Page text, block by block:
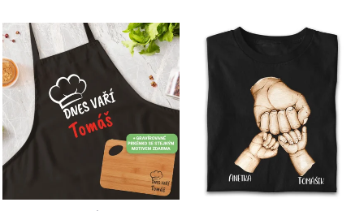
e
n
í
p
r
o
d
u
k
V
ý
p
i
s
p
r
o
d